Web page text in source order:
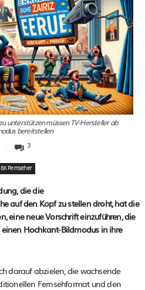
unterstützen müssen TV-Hersteller ab
bereitstellen
3
8K Fernseher
die die
auf den Kopf zu stellen droht, hat die
eine neue Vorschrift einzuführen, die
Hochkant-Bildmodus in ihre
darauf abzielen, die wachsende
Fernsehformat und den